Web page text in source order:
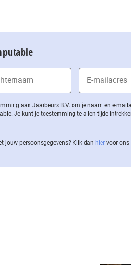
aan Jaarbeurs B.V. om je naam en e-
Je kunt je toestemming te allen tijde
jouw per­soons­ge­ge­vens? Klik dan hier voor ons